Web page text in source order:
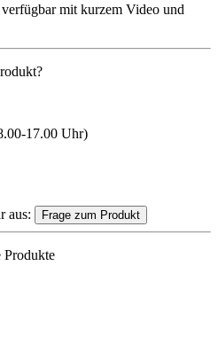
mit kurzem Video und
17.00 Uhr)
aus: Frage zum Produkt
Produkte